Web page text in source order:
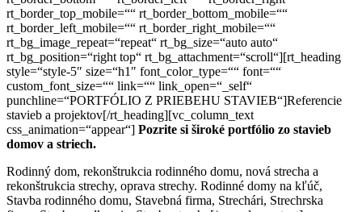
rt_border_top_mobile=““ rt_border_bottom_mobile=““
rt_border_left_mobile=““ rt_border_right_mobile=““
rt_bg_image_repeat=“repeat“ rt_bg_size=“auto auto“
rt_bg_position=“right top“ rt_bg_attachment=“scroll“][rt_heading
style=“style-5″ size=“h1″ font_color_type=““ font=““
custom_font_size=““ link=““ link_open=“_self“
punchline=“PORTFÓLIO Z PRIEBEHU STAVIEB“]Referencie
stavieb a projektov[/rt_heading][vc_column_text
css_animation=“appear“] Pozrite si široké portfólio zo stavieb
domov a striech.
Rodinný dom, rekonštrukcia rodinného domu, nová strecha a
rekonštrukcia strechy, oprava strechy. Rodinné domy na kľúč,
Stavba rodinného domu, Stavebná firma, Strechári, Strechrska